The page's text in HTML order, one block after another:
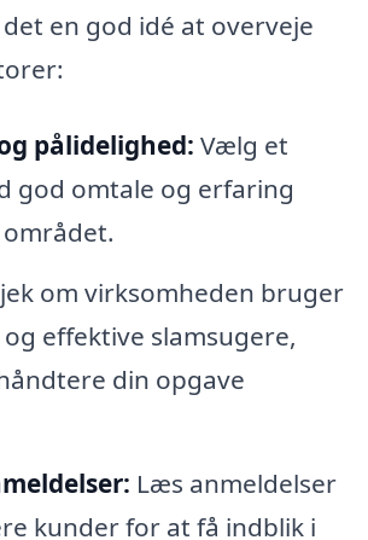
en god idé at overveje
pålidelighed: Vælg et
god omtale og erfaring
om virksomheden bruger
effektive slamsugere,
din opgave
Læs anmeldelser
kunder for at få indblik i